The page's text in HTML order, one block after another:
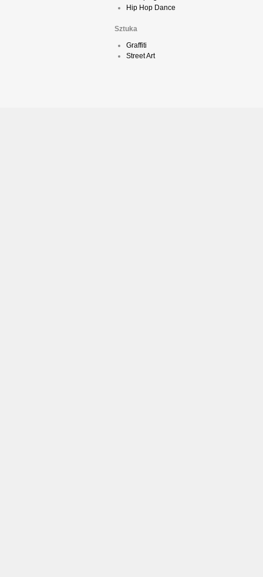
Hip Hop Dance
Sztuka
Graffiti
Street Art